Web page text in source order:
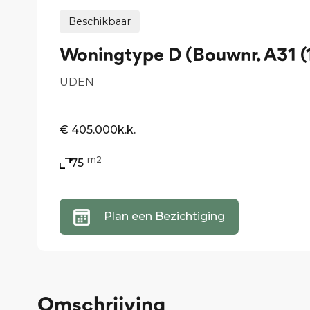
Beschikbaar
Woningtype D (Bouwnr. A31
UDEN
€ 405.000k.k.
75 m2
Plan een Bezichtiging